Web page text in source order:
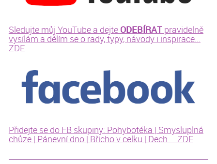
Sledujte můj YouTube a dejte ODEBÍRAT pravidelně
vysílám a dělím se o rady, typy, návody i inspirace...
ZDE
Přidejte se do FB skupiny: Pohybotéka | Smysluplná
chůze | Pánevní dno | Břicho v celku | Dech ... ZDE